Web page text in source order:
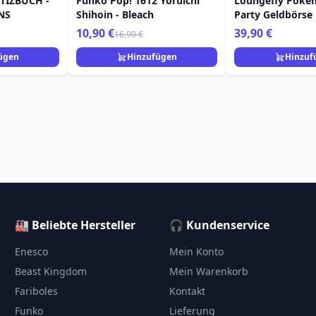
Shihoin - Bleach
10,90 €16,90 €
Hinzufügen
Party Geldbörse
39,90 €
🏭 Beliebte Hersteller
Enesco
Beast Kingdom
Fariboles
Funko
🎧 Kundenservice
Mein Konto
Mein Warenkorb
Kontakt
Lieferung